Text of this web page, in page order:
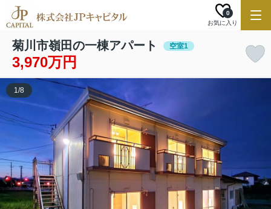
お気に入り
0
菊川市嶺田の一棟アパート 空室1
3,970万円
1/8